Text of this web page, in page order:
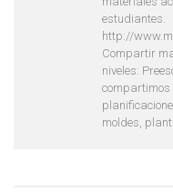
estudiantes.
http://
Compartir
niveles:
compartimos
moldes,